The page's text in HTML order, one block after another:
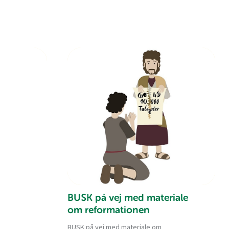
BUSK på vej med materiale
om reformationen
BUSK på vej med materiale om